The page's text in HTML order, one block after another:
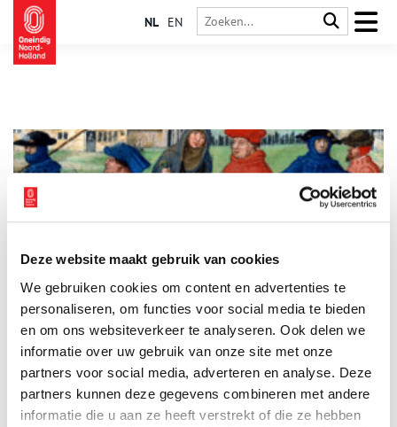
Deze website maakt gebruik van cookies
We gebruiken cookies om content en advertenties te
personaliseren, om functies voor social media te bieden
en om ons websiteverkeer te analyseren. Ook delen we
informatie over uw gebruik van onze site met onze
partners voor social media, adverteren en analyse. Deze
partners kunnen deze gegevens combineren met andere
informatie die u aan ze heeft verstrekt of die ze hebben
NL EN
Tijdens de jaarwisseling in 1999 waren veel mensen bang
voor de ‘millenniumbug’, die wereldwijd voor een crash van
alle computersystemen zou zorgen. Duizend jaar eerder
vreesde men nog veel grotere gevolgen van de
millenniumwisseling. Middeleeuwse christenen dachten dat de
Apocalyps nabij was. Velen reisden naar Jeruzalem, om het
Laatste Oordeel af te wachten in de Heilige Stad.